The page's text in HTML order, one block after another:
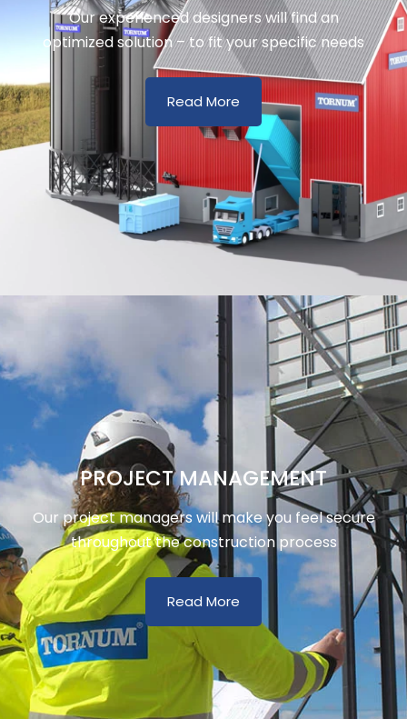
Our experienced designers will find an
optimized solution – to fit your specific needs
Read More
PROJECT MANAGEMENT
Our project managers will make you feel secure
throughout the construction process
Read More